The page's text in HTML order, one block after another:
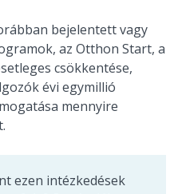
bejelentett vagy
az Otthon Start, a
csökkentése,
évi egymillió
mennyire
ezen intézkedések